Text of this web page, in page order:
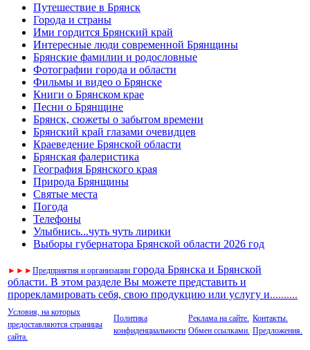
Путешествие в Брянск
Города и страны
Ими гордится Брянский край
Интересные люди современной Брянщины
Брянские фамилии и родословные
Фотографии города и области
Фильмы и видео о Брянске
Книги о Брянском крае
Песни о Брянщине
Брянск, сюжеты о забытом времени
Брянский край глазами очевидцев
Краеведение Брянской области
Брянская фалеристика
География Брянского края
Природа Брянщины
Святые места
Погода
Телефоны
Улыбнись...чуть чуть лирики
Выборы губернатора Брянской области 2026 год
► ► ►Предприятия и организации города Брянска и Брянской
области. В этом разделе Вы можете представить и
прорекламировать себя, свою продукцию или услугу и..........
Условия, на которых
предоставляются страницы
сайта.
Политика
конфиденциальности
Реклама на сайте.
Обмен ссылками.
Контакты.
Предложения.